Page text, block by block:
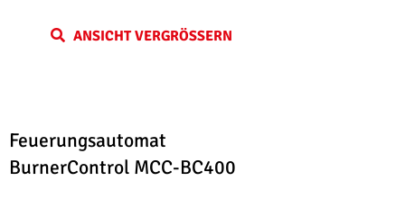
ANSICHT VERGRÖSSERN
Feuerungsautomat
BurnerControl MCC-BC400